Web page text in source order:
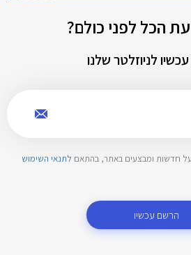
הכל לפני כולם?
לניוזלטר שלנו
על חדשות ומבצעים באתר, בהתאם לתנאי השימוש
הרשם עכשיו